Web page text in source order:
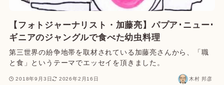
【フォトジャーナリスト・加藤亮】パプア･ニュー･
ギニアのジャングルで食べた幼虫料理
第三世界の紛争地帯を取材されている加藤亮さんから、「職
と食」というテーマでエッセイを頂きました。
2018年9月3日 2026年2月16日 木村 邦彦